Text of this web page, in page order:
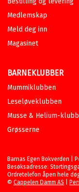
Medlemskap
Meld deg inn
Magasinet
BARNEKLUBBER
Mummiklubben
Leseløveklubben
Musse & Helium-
Grøsserne
Barnas Egen Bokverden |
Besøksadresse:
Ordretelefon åpen hele
© Cappelen Damm AS